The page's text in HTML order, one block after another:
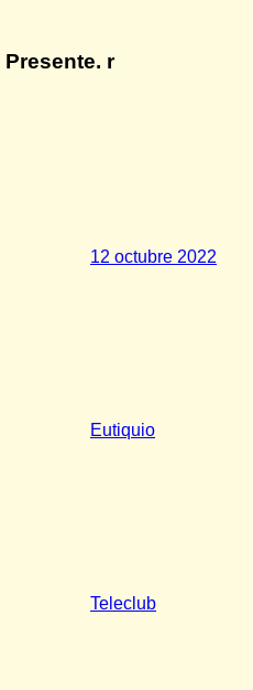
r
12 octubre 2022
Eutiquio
Teleclub